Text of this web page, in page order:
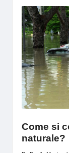
Come si
naturale?